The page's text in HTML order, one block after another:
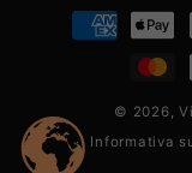
Metodi
pagamento
© 2026,
Informativa